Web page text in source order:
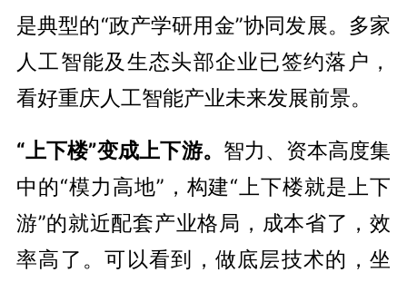
是典型的“政产学研用金”协同发展。多家
人工智能及生态头部企业已签约落户，
看好重庆人工智能产业未来发展前景。
“上下楼”变成上下游。 智力、资本高度集
中的“模力高地”，构建“上下楼就是上下
游”的就近配套产业格局，成本省了，效
率高了。可以看到，做底层技术的，坐